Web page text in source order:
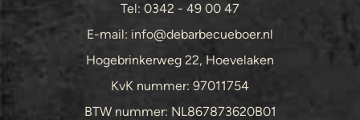
Tel: 0342 - 49 00 47
E-mail: info@debarbecueboer.nl
Hogebrinkerweg 22, Hoevelaken
KvK nummer: 97011754
BTW nummer: NL867873620B01